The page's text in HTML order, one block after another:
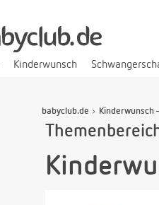
Kinderwunsch
babyclub.de Kinderwunsch